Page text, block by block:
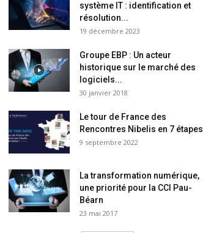
système IT : identification et
résolution...
19 décembre 2023
Groupe EBP : Un acteur
historique sur le marché des
logiciels...
30 janvier 2018
Le tour de France des
Rencontres Nibelis en 7 étapes
9 septembre 2022
La transformation numérique,
une priorité pour la CCI Pau-
Béarn
23 mai 2017